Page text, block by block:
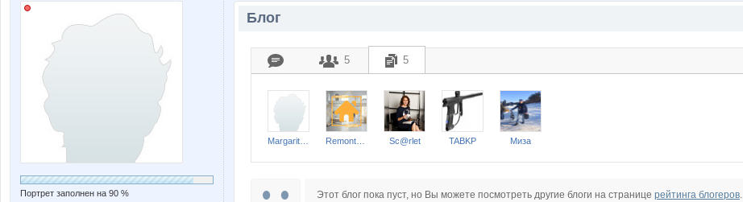
Портрет заполнен на 90 %
Блог
5 5
Sc@rlet TABKP Миза
Этот блог пока пуст, но Вы можете посмотреть другие блоги на странице рейтинга блогеров.